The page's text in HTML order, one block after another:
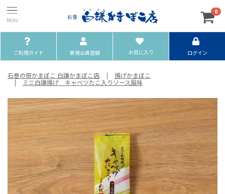
ご利用ガイド 新規会員登録 お気に入り ログイン
0
石巻の笹かまぼこ 白謙かまぼこ店
揚げかまぼこ
ミニ白謙揚げ キャベツたこ入りソース風味